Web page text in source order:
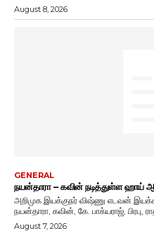
August 8, 2026
GENERAL
நயன்தாரா – கவின் நடித்துள்ள ஹாய்
அறிமுக இயக்குநர் விஷ்ணு எடவன்
நயன்தாரா, கவின், கே. பாக்யராஜ், பிரபு,
August 7, 2026